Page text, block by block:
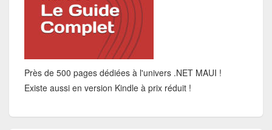
Près de 500 pages dédiées à l'univers .NET MAUI !
Existe aussi en version Kindle à prix réduit !